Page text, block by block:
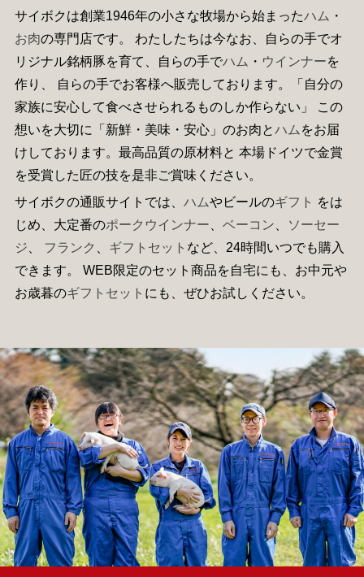
サイボクは創業1946年の小さな牧場から始まったハム ・
お肉の専門店です。 わたしたちは今なお、自らの手でオ
リジナル銘柄豚を育て、自らの手でハム ・ ウインナーを
作り、 自らの手でお客様へ販売しております。「自分の
家族に安心して食べさせられるものしか作らない」 この
想いを大切に「新鮮・美味・安心」のお肉とハム をお届
けしております。最高品質の原材料と 本場ドイツで金賞
を受賞した匠の技を是非ご賞味ください。
サイボクの通販サイトでは、 ハムやビールのギフト をは
じめ、大定番のポークウインナー ベーコン
ソーセー
ジ
フランク ギフトセット など、24時間いつでも購入
できます。 WEB限定のセット商品を自宅にも、お中元や
お歳暮のギフトセット にも、ぜひお試しください。